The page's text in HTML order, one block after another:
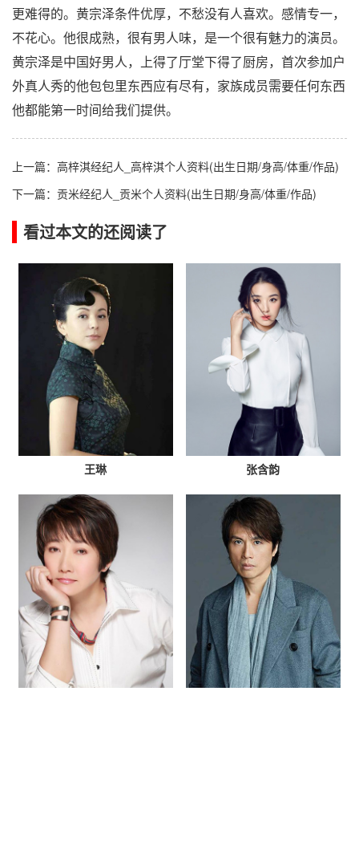
更难得的。黄宗泽条件优厚，不愁没有人喜欢。感情专一，
不花心。他很成熟，很有男人味，是一个很有魅力的演员。
黄宗泽是中国好男人，上得了厅堂下得了厨房，首次参加户
外真人秀的他包包里东西应有尽有，家族成员需要任何东西
他都能第一时间给我们提供。
上一篇： 高梓淇经纪人_高梓淇个人资料(出生日期/身高/体重/作品)
下一篇： 贡米经纪人_贡米个人资料(出生日期/身高/体重/作品)
看过本文的还阅读了
王琳 张含韵